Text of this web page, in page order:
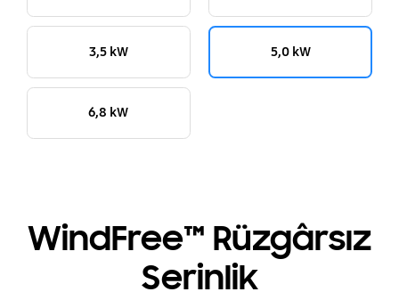
3,5 kW 5,0 kW
6,8 kW
WindFree™ Rüzgârsız
Serinlik